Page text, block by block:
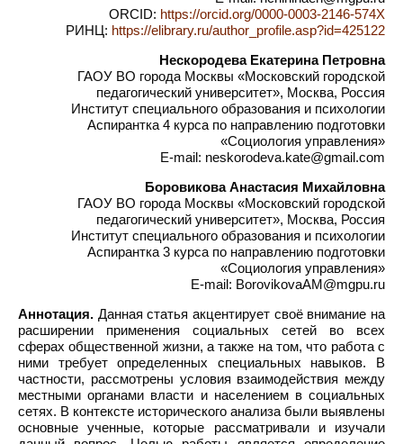
ORCID: https://orcid.org/0000-0003-2146-574X
РИНЦ: https://elibrary.ru/author_profile.asp?id=425122
Нескородева Екатерина Петровна
ГАОУ ВО города Москвы «Московский городской
педагогический университет», Москва, Россия
Институт специального образования и психологии
Аспирантка 4 курса по направлению подготовки
«Социология управления»
E-mail: neskorodeva.kate@gmail.com
Боровикова Анастасия Михайловна
ГАОУ ВО города Москвы «Московский городской
педагогический университет», Москва, Россия
Институт специального образования и психологии
Аспирантка 3 курса по направлению подготовки
«Социология управления»
E-mail: BorovikovaAM@mgpu.ru
Аннотация. Данная статья акцентирует своё внимание на
расширении применения социальных сетей во всех
сферах общественной жизни, а также на том, что работа с
ними требует определенных специальных навыков. В
частности, рассмотрены условия взаимодействия между
местными органами власти и населением в социальных
сетях. В контексте исторического анализа были выявлены
основные ученные, которые рассматривали и изучали